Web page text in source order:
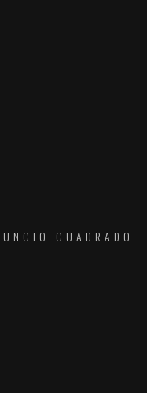
CUADRADO